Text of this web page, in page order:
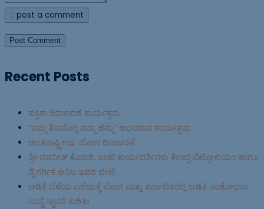
post a comment
Recent Posts
ಪತ್ರಿಕಾ ದಿನಚಾರಣೆ ಕಾರ್ಯಕ್ರಮ
“ನಮ್ಮ ಶಿವಮೊಗ್ಗ ನಮ್ಮ ಹೆಮ್ಮೆ” ಅಭಿಯಾನ ಕಾರ್ಯಕ್ರಮ
ಅಂತರಾಷ್ಟ್ರೀಯ ಯೋಗ ದಿನಾಚರಣೆ
ಶ್ರೀ ನವನೀತ್ ಕೊಠಾರಿ, ಜಂಟಿ ಕಾರ್ಯದರ್ಶಿಗಳು ಕೇಂದ್ರ ಪೆಟ್ರೋಲಿಯಂ ಹಾಗೂ
ನೈಸರ್ಗಿಕ ಅನಿಲ ಇವರ ಭೇಟಿ
ಅಡಿಕೆ ಬೆಳೆಯ ಎಲೆಚುಕ್ಕೆ ರೋಗ ಮತ್ತು ಕರ್ನಾಟಕದಲ್ಲಿ ಅಡಿಕೆ ಸಂಶೋಧನಾ
ಸಂಸ್ಥೆ ಸ್ಥಾಪನೆ ಕುರಿತು